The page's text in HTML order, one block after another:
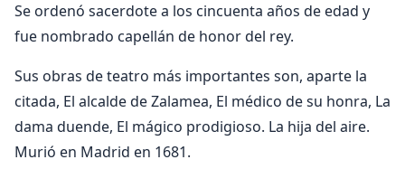
Se ordenó sacerdote a los cincuenta años de edad y
fue nombrado capellán de honor del rey.
Sus obras de teatro más importantes son, aparte la
citada, El alcalde de Zalamea, El médico de su honra, La
dama duende, El mágico prodigioso. La hija del aire.
Murió en Madrid en 1681.